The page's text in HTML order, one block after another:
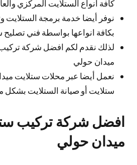
كافة انواع الستلايت المركزي
نوفر أيضا خدمة برمجة الستلايت
بكافة انواعها بواسطة فني تصليح
لذلك نقدم لكم افضل شركة
ميدان حولي
نعمل أيضا عبر محلات ستلايت
ستلايت أو صيانة الستلايت بشكل
افضل شركة تركيب
ميدان حولي